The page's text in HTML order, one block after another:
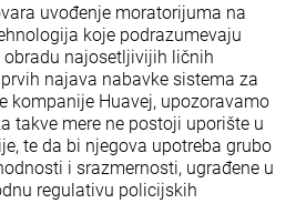
uvođenje moratorijuma na
koje podrazumevaju
obradu najosetljivijih ličnih
najava nabavke sistema za
kompanije Huavej, upozoravamo
takve mere ne postoji uporište u
te da bi njegova upotreba grubo
i srazmernosti, ugrađene u
regulativu policijskih